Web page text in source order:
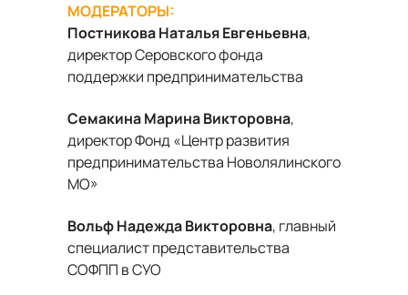
МОДЕРАТОРЫ:
Постникова Наталья Евгеньевна,
директор Серовского фонда
поддержки предпринимательства
Семакина Марина Викторовна,
директор Фонд «Центр развития
предпринимательства Новолялинского
МО»
Вольф Надежда Викторовна, главный
специалист представительства
СОФПП в СУО